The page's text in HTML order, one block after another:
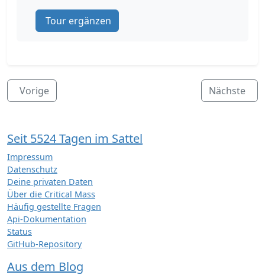
Tour ergänzen
Vorige Nächste
Seit 5524 Tagen im Sattel
Impressum
Datenschutz
Deine privaten Daten
Über die Critical Mass
Häufig gestellte Fragen
Api-Dokumentation
Status
GitHub-Repository
Aus dem Blog